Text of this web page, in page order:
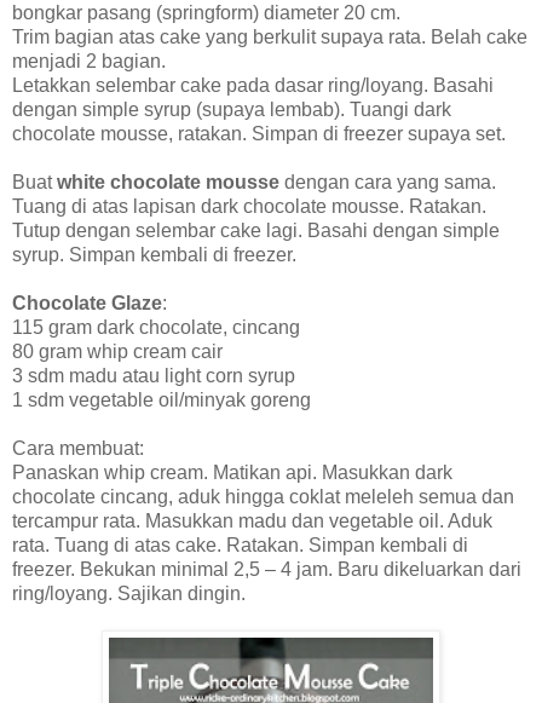
bongkar pasang (springform) diameter 20 cm.
Trim bagian atas cake yang berkulit supaya rata. Belah cake
menjadi 2 bagian.
Letakkan selembar cake pada dasar ring/loyang. Basahi
dengan simple syrup (supaya lembab). Tuangi dark
chocolate mousse, ratakan. Simpan di freezer supaya set.
Buatwhite chocolate mousse dengan cara yang sama.
Tuang di atas lapisan dark chocolate mousse. Ratakan.
Tutup dengan selembar cake lagi. Basahi dengan simple
syrup. Simpan kembali di freezer.
Chocolate Glaze:
115 gram dark chocolate, cincang
80 gram whip cream cair
3 sdm madu atau light corn syrup
1 sdm vegetable oil/minyak goreng
Cara membuat:
Panaskan whip cream. Matikan api. Masukkan dark
chocolate cincang, aduk hingga coklat meleleh semua dan
tercampur rata. Masukkan madu dan vegetable oil. Aduk
rata. Tuang di atas cake. Ratakan. Simpan kembali di
freezer. Bekukan minimal 2,5 – 4 jam. Baru dikeluarkan dari
ring/loyang. Sajikan dingin.